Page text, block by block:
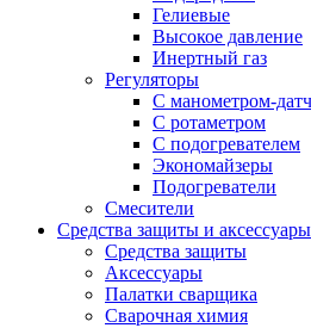
Гелиевые
Высокое давление
Инертный газ
Регуляторы
С манометром-
С ротаметром
С подогревателем
Экономайзеры
Подогреватели
Смесители
Средства защиты и аксессуары
Средства защиты
Аксессуары
Палатки сварщика
Сварочная химия